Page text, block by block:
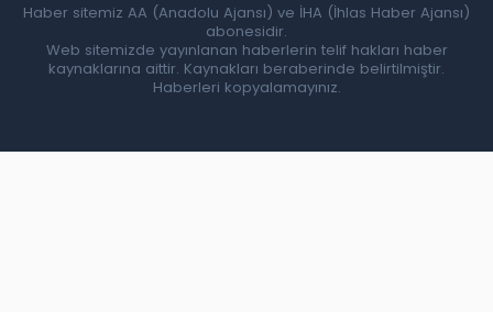
Haber sitemiz AA (Anadolu Ajansı) ve İHA (İhlas Haber Ajansı)
abonesidir.
Web sitemizde yayınlanan haberlerin telif hakları haber
kaynaklarına aittir. Kaynakları beraberinde belirtilmiştir.
Haberleri kopyalamayınız.